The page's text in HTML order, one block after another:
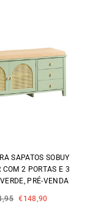
SAPATOS SOBUY
COM 2 PORTAS E 3
PRÉ-VENDA
€148,90